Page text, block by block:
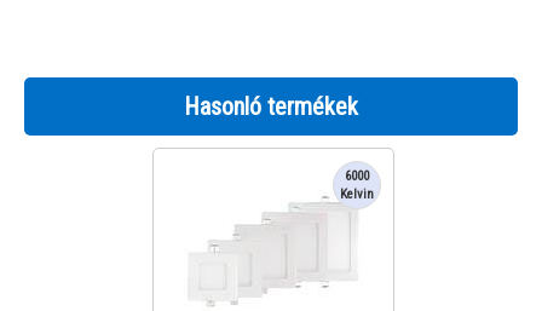
Hasonló termékek
6000
Kelvin